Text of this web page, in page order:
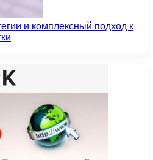
и комплексный подход к